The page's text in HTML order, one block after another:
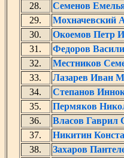
28.
Семенов
29.
Мохначевский
30.
Окоемов Петр
31.
Федоров
32.
Местников
33.
Лазарев Иван
34.
Степанов
35.
Пермяков
36.
Власов Гаврил
37.
Никитин
38.
Захаров